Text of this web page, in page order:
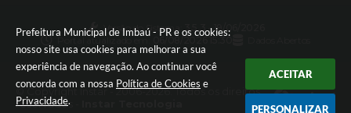
Prefeitura Municipal de Imbaú - PR e os cookies:
nosso site usa cookies para melhorar a sua
experiência de navegação. Ao continuar você
concorda com a nossa Política de Cookies e
Privacidade.
ACEITAR
PERSONALIZAR
Versão do Sistema:
3.5.3 - 19/06/2026
Portal atualizado em:
© Copyright Instar - 2006-2026. Todos os direitos
reservados -